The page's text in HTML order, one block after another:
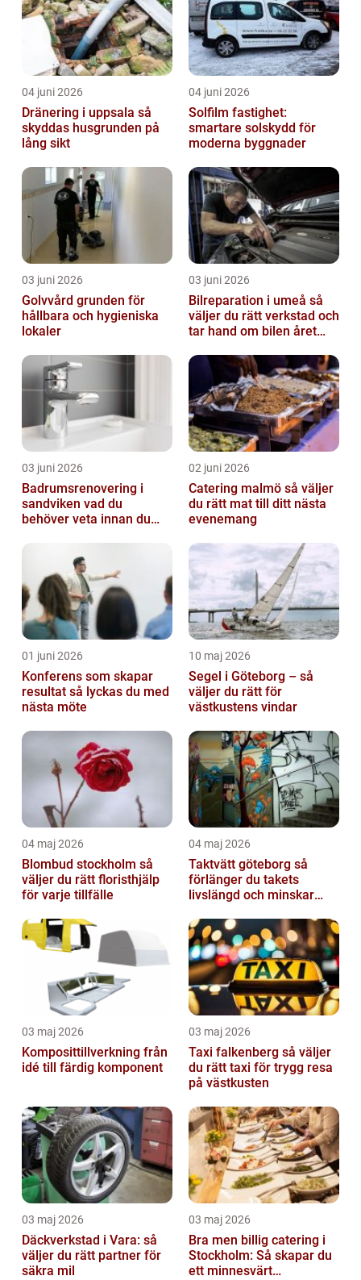
04 juni 2026
Dränering i uppsala så
skyddas husgrunden på
lång sikt
04 juni 2026
Solfilm fastighet:
smartare solskydd för
moderna byggnader
03 juni 2026
Golvvård grunden för
hållbara och hygieniska
lokaler
03 juni 2026
Bilreparation i umeå så
väljer du rätt verkstad och
tar hand om bilen året
03 juni 2026
Badrumsrenovering i
sandviken vad du
behöver veta innan du
02 juni 2026
Catering malmö så väljer
du rätt mat till ditt nästa
evenemang
01 juni 2026
Konferens som skapar
resultat så lyckas du med
nästa möte
10 maj 2026
Segel i Göteborg – så
väljer du rätt för
västkustens vindar
04 maj 2026
Blombud stockholm så
väljer du rätt floristhjälp
för varje tillfälle
04 maj 2026
Taktvätt göteborg så
förlänger du takets
livslängd och minskar
03 maj 2026
Komposittillverkning från
idé till färdig komponent
03 maj 2026
Taxi falkenberg så väljer
du rätt taxi för trygg resa
på västkusten
03 maj 2026
Däckverkstad i Vara: så
väljer du rätt partner för
säkra mil
03 maj 2026
Bra men billig catering i
Stockholm: Så skapar du
ett minnesvärt